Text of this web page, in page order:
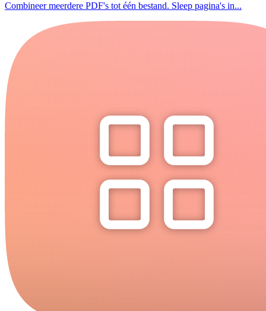
Combineer meerdere PDF's tot één bestand. Sleep pagina's in...